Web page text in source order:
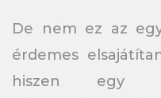
De nem ez az
érdemes
hiszen egy